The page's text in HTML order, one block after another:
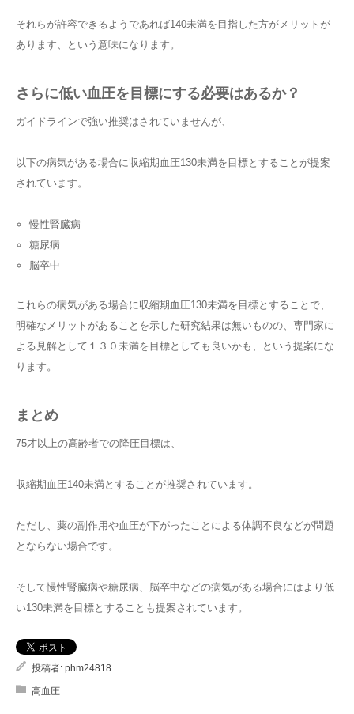
それらが許容できるようであれば140未満を目指した方がメリットが
あります、という意味になります。
さらに低い血圧を目標にする必要はあるか？
ガイドラインで強い推奨はされていませんが、
以下の病気がある場合に収縮期血圧130未満を目標とすることが提案
されています。
慢性腎臓病
糖尿病
脳卒中
これらの病気がある場合に収縮期血圧130未満を目標とすることで、
明確なメリットがあることを示した研究結果は無いものの、専門家に
よる見解として１３０未満を目標としても良いかも、という提案にな
ります。
まとめ
75才以上の高齢者での降圧目標は、
収縮期血圧140未満とすることが推奨されています。
ただし、薬の副作用や血圧が下がったことによる体調不良などが問題
とならない場合です。
そして慢性腎臓病や糖尿病、脳卒中などの病気がある場合にはより低
い130未満を目標とすることも提案されています。
投稿者: phm24818
高血圧